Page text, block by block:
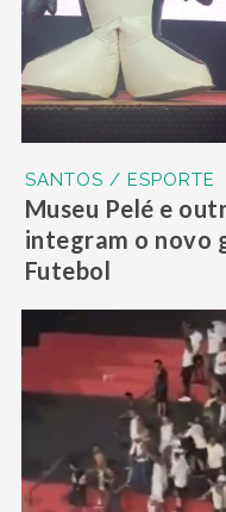
SANTOS / ESPORTE
Museu Pelé e
integram o novo
Futebol